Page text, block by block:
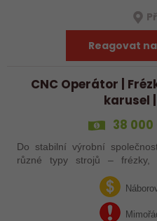
Reagovat
CNC Operátor |
karusel
38
Do stabilní výrobní
různé typy strojů – frézky,
technických oborů, kteří se…